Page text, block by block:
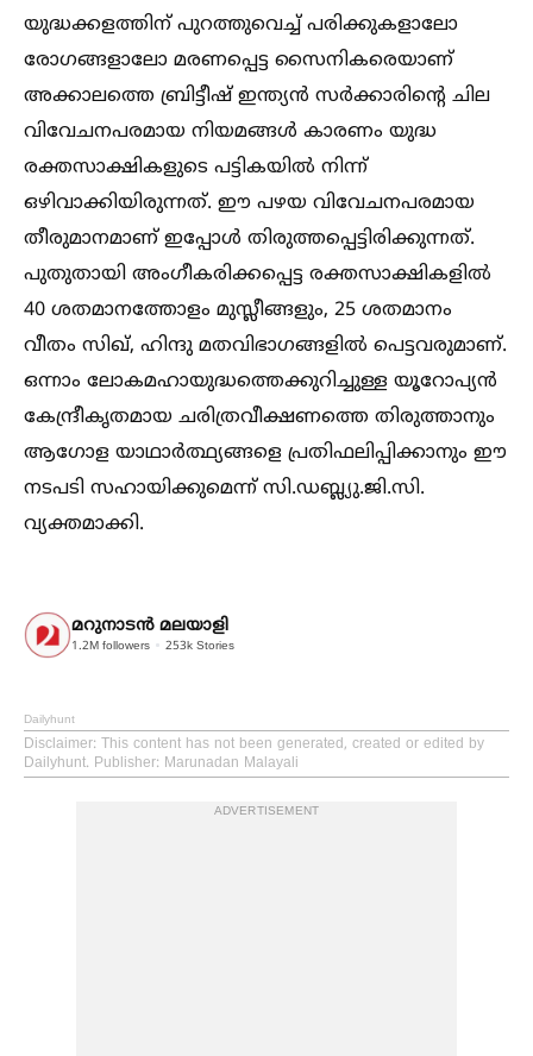
യുദ്ധക്കളത്തിന് പുറത്തുവെച്ച്‌ പരിക്കുകളാലോ
രോഗങ്ങളാലോ മരണപ്പെട്ട സൈനികരെയാണ്
അക്കാലത്തെ ബ്രിട്ടീഷ് ഇന്ത്യന്‍ സര്‍ക്കാരിന്റെ ചില
വിവേചനപരമായ നിയമങ്ങള്‍ കാരണം യുദ്ധ
രക്തസാക്ഷികളുടെ പട്ടികയില്‍ നിന്ന്
ഒഴിവാക്കിയിരുന്നത്. ഈ പഴയ വിവേചനപരമായ
തീരുമാനമാണ് ഇപ്പോള്‍ തിരുത്തപ്പെട്ടിരിക്കുന്നത്.
പുതുതായി അംഗീകരിക്കപ്പെട്ട രക്തസാക്ഷികളില്‍
40 ശതമാനത്തോളം മുസ്ലീങ്ങളും, 25 ശതമാനം
വീതം സിഖ്, ഹിന്ദു മതവിഭാഗങ്ങളില്‍ പെട്ടവരുമാണ്.
ഒന്നാം ലോകമഹായുദ്ധത്തെക്കുറിച്ചുള്ള യൂറോപ്യന്‍
കേന്ദ്രീകൃതമായ ചരിത്രവീക്ഷണത്തെ തിരുത്താനും
ആഗോള യാഥാര്‍ത്ഥ്യങ്ങളെ പ്രതിഫലിപ്പിക്കാനും ഈ
നടപടി സഹായിക്കുമെന്ന് സി.ഡബ്ല്യു.ജി.സി.
വ്യക്തമാക്കി.
മറുനാടന്‍ മലയാളി
1.2M followers 253k Stories
Dailyhunt
Disclaimer: This content has not been generated, created or edited by
Dailyhunt. Publisher: Marunadan Malayali
ADVERTISEMENT